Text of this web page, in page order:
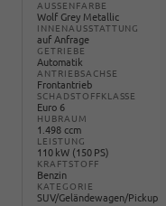
AUSSENFARBE
Wolf Grey Metallic
INNENAUSSTATTUNG
auf Anfrage
GETRIEBE
Automatik
ANTRIEBSACHSE
Frontantrieb
SCHADSTOFFKLASSE
Euro 6
HUBRAUM
1.498 ccm
LEISTUNG
110 kW (150 PS)
KRAFTSTOFF
Benzin
KATEGORIE
SUV/Geländewagen/Pickup